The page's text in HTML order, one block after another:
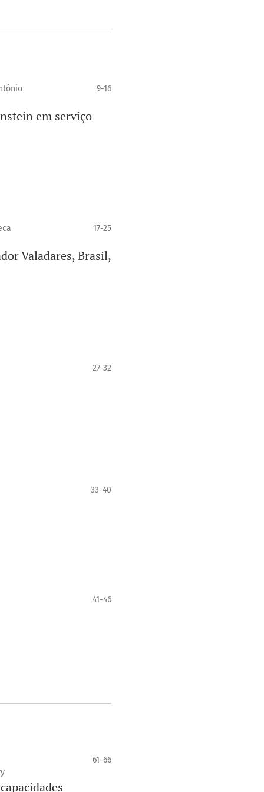
9-16
em serviço
17-25
Valadares, Brasil,
27-32
33-40
41-46
61-66